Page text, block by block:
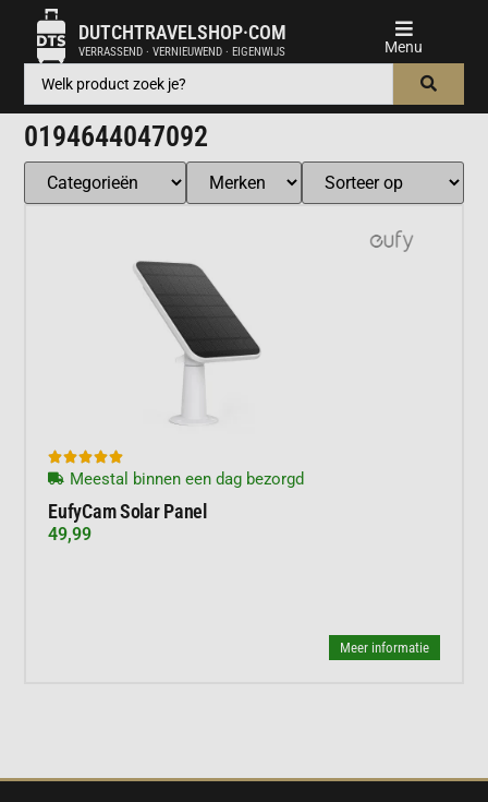
DUTCHTRAVELSHOP·COM
VERRASSEND · VERNIEUWEND · EIGENWIJS
0194644047092

Meestal binnen een dag bezorgd
EufyCam Solar Panel
49,99
Meer informatie